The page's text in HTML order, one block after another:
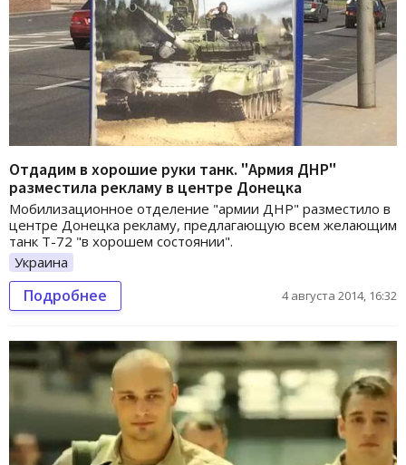
Отдадим в хорошие руки танк. "Армия ДНР"
разместила рекламу в центре Донецка
Мобилизационное отделение "армии ДНР" разместило в
центре Донецка рекламу, предлагающую всем желающим
танк Т-72 "в хорошем состоянии".
Украина
Подробнее 4 августа 2014, 16:32